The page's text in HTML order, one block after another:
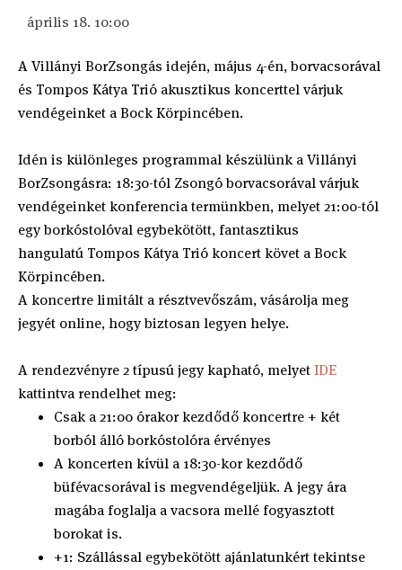
április 18. 10:00
A Villányi BorZsongás idején, május 4-én, borvacsorával
és Tompos Kátya Trió akusztikus koncerttel várjuk
vendégeinket a Bock Körpincében.
Idén is különleges programmal készülünk a Villányi
BorZsongásra: 18:30-tól Zsongó borvacsorával várjuk
vendégeinket konferencia termünkben, melyet 21:00-tól
egy borkóstolóval egybekötött, fantasztikus
hangulatú Tompos Kátya Trió koncert követ a Bock
Körpincében.
A koncertre limitált a résztvevőszám, vásárolja meg
jegyét online, hogy biztosan legyen helye.
A rendezvényre 2 típusú jegy kapható, melyetIDE
kattintva rendelhet meg:
Csak a 21:00 órakor kezdődő koncertre + két
borból álló borkóstolóra érvényes
A koncerten kívül a 18:30-kor kezdődő
büfévacsorával is megvendégeljük. A jegy ára
magába foglalja a vacsora mellé fogyasztott
borokat is.
+1: Szállással egybekötött ajánlatunkért tekintse